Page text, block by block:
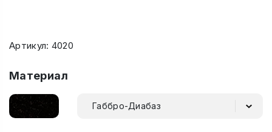
Артикул: 4020
Материал
Габбро-Диабаз